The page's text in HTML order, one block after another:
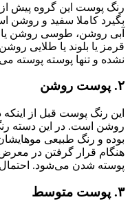
رنگ پوست این گروه پیش از
بگیرد کاملا سفید و روشن
آبی روشن، طوسی روشن
قرمز یا بلوند یا طلایی
نشده و تنها پوسته پوسته
۲. پوست روشن
این رنگ پوست قبل از
روشن است. در این دسته
بوده و رنگ طبیعی
هنگام قرار گرفتن در
پوسته شدن می‌شود.
۳. پوست متوسط